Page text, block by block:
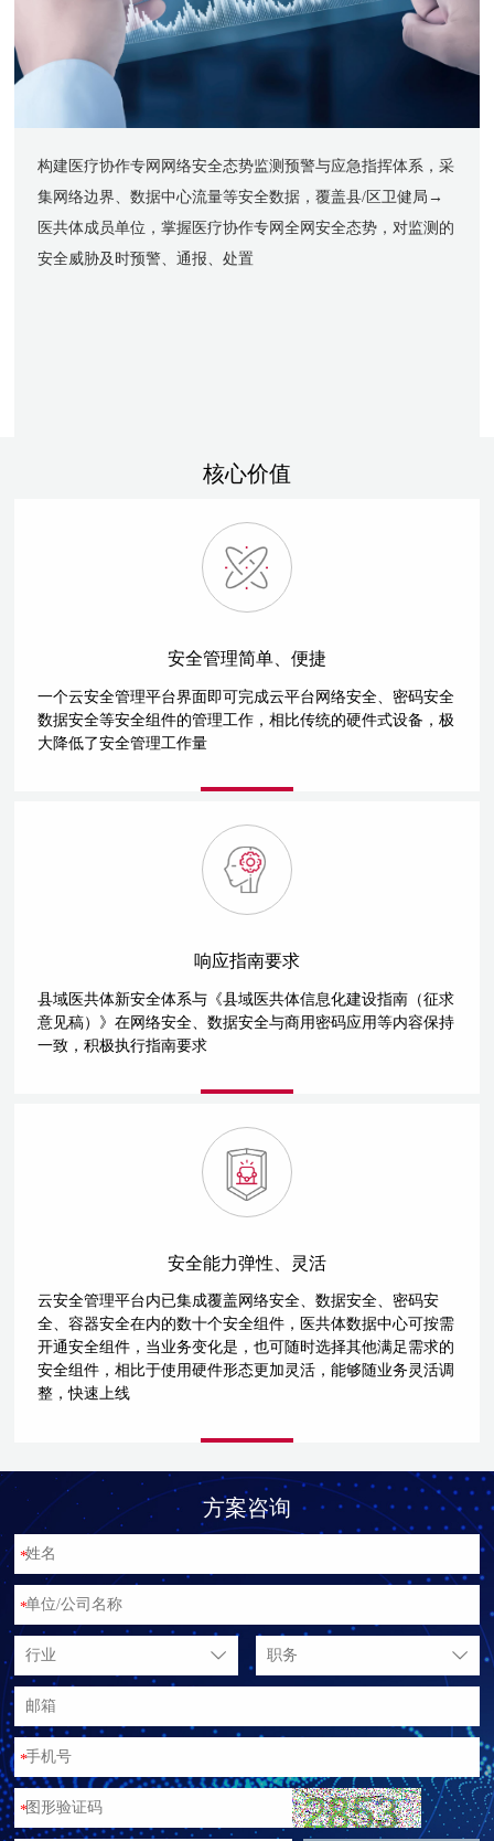
构建医疗协作专网网络安全态势监测预警与应急指挥体系，采
集网络边界、数据中心流量等安全数据，覆盖县/区卫健局→
医共体成员单位，掌握医疗协作专网全网安全态势，对监测的
安全威胁及时预警、通报、处置
核心价值
安全管理简单、便捷
一个云安全管理平台界面即可完成云平台网络安全、密码安全
数据安全等安全组件的管理工作，相比传统的硬件式设备，极
大降低了安全管理工作量
响应指南要求
县域医共体新安全体系与《县域医共体信息化建设指南（征求
意见稿）》在网络安全、数据安全与商用密码应用等内容保持
一致，积极执行指南要求
安全能力弹性、灵活
云安全管理平台内已集成覆盖网络安全、数据安全、密码安
全、容器安全在内的数十个安全组件，医共体数据中心可按需
开通安全组件，当业务变化是，也可随时选择其他满足需求的
安全组件，相比于使用硬件形态更加灵活，能够随业务灵活调
整，快速上线
方案咨询
*
*
行业 职务
*
*